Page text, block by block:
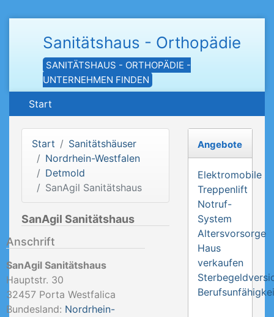
Sanitätshaus - Orthopädie
SANITÄTSHAUS - ORTHOPÄDIE -
UNTERNEHMEN FINDEN
Start
Start
Sanitätshäuser
Nordrhein-Westfalen
Detmold
SanAgil Sanitätshaus
SanAgil Sanitätshaus
Anschrift
SanAgil Sanitätshaus
Hauptstr. 30
32457 Porta Westfalica
Bundesland: Nordrhein-
Angebote
Elektromobile
Treppenlift
Notruf-
System
Altersvorsorge
Haus
verkaufen